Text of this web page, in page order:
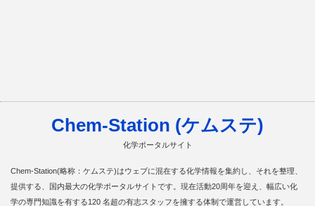
Chem-Station (ケムステ)
化学ポータルサイト
Chem-Station(略称：ケムステ)はウェブに混在する化学情報を集約し、それを整理、
提供する、国内最大の化学ポータルサイトです。現在活動20周年を迎え、幅広い化
学の専門知識を有する120 名超の有志スタッフを擁する体制で運営しています。